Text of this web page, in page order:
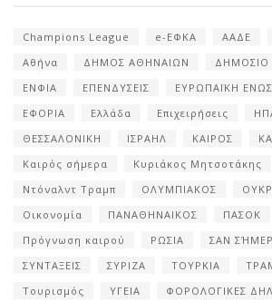
Champions League e-ΕΦΚΑ ΑΑΔΕ
Αθήνα
ΔΗΜΟΣ ΑΘΗΝΑΙΩΝ ΔΗΜΟΣΙΟ
ΕΝΦΙΑ
ΕΠΕΝΔΥΣΕΙΣ ΕΥΡΩΠΑΪΚΗ
ΕΦΟΡΙΑ
Ελλάδα Επιχειρήσεις
ΘΕΣΣΑΛΟΝΙΚΗ
ΙΣΡΑΗΛ ΚΑΙΡΟΣ
Καιρός σήμερα
Κυριάκος Μητσοτάκης
Ντόναλντ Τραμπ
ΟΛΥΜΠΙΑΚΟΣ
Οικονομία
ΠΑΝΑΘΗΝΑΙΚΟΣ
ΠΑΣΟΚ
Πρόγνωση καιρού
ΡΩΣΙΑ ΣΑΝ
ΣΥΝΤΑΞΕΙΣ
ΣΥΡΙΖΑ ΤΟΥΡΚΙΑ
Τουρισμός
ΥΓΕΙΑ
ΦΟΡΟΛΟΓΙΚΕΣ